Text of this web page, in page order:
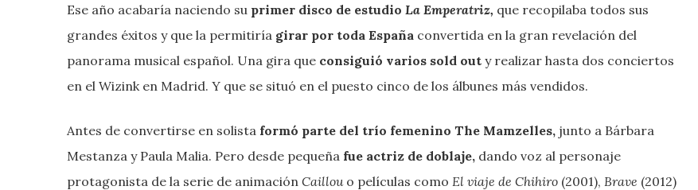
Ese año acabaría naciendo su primer disco de estudio La Emperatriz, que recopilaba todos sus
grandes éxitos y que la permitiría girar por toda España convertida en la gran revelación del
panorama musical español. Una gira que consiguió varios sold out y realizar hasta dos conciertos
en el Wizink en Madrid. Y que se situó en el puesto cinco de los álbunes más vendidos.
Antes de convertirse en solista formó parte del trío femenino The Mamzelles, junto a Bárbara
Mestanza y Paula Malia. Pero desde pequeña fue actriz de doblaje, dando voz al personaje
protagonista de la serie de animación Caillouo películas como El viaje de Chihiro (2001), Brave (2012)